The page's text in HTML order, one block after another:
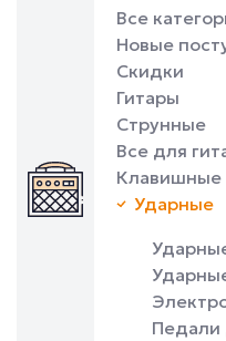
Все
Новые
Скидки
Гитары
Струнные
Все для
Клавишные
Ударные
Педали